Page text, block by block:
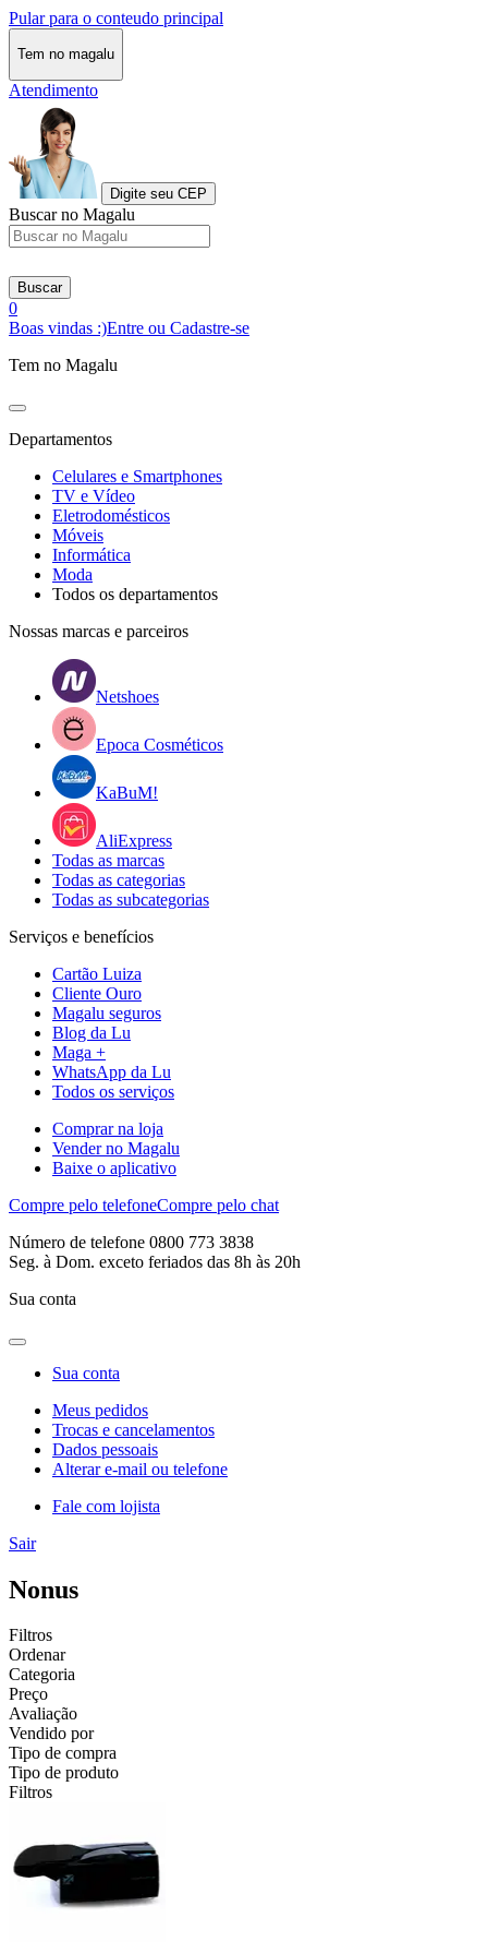
Pular para o conteudo principal
Tem no magalu
Atendimento
Digite seu CEP
Buscar no Magalu
Buscar
0
Boas vindas :)Entre ou Cadastre-se
Tem no Magalu
Departamentos
Celulares e Smartphones
TV e Vídeo
Eletrodomésticos
Móveis
Informática
Moda
Todos os departamentos
Nossas marcas e parceiros
Netshoes
Epoca Cosméticos
KaBuM!
AliExpress
Todas as marcas
Todas as categorias
Todas as subcategorias
Serviços e benefícios
Cartão Luiza
Cliente Ouro
Magalu seguros
Blog da Lu
Maga +
WhatsApp da Lu
Todos os serviços
Comprar na loja
Vender no Magalu
Baixe o aplicativo
Compre pelo telefoneCompre pelo chat
Número de telefone 0800 773 3838
Seg. à Dom. exceto feriados das 8h às 20h
Sua conta
Sua conta
Meus pedidos
Trocas e cancelamentos
Dados pessoais
Alterar e-mail ou telefone
Fale com lojista
Sair
Nonus
Filtros
Ordenar
Categoria
Preço
Avaliação
Vendido por
Tipo de compra
Tipo de produto
Filtros